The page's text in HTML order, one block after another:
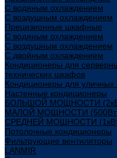
С водяным охлаждением
С воздушным охлаждением
Прецизионные шкафные
С водяным охлаждением
С воздушным охлаждением
С двойным охлаждением
Кондиционеры для
технических шкафов
Кондиционеры для уличных
Настенные кондиционеры
БОЛЬШОЙ МОЩНОСТИ
МАЛОЙ МОЩНОСТИ (500Вт
СРЕДНЕЙ МОЩНОСТИ (1кВт
Потолочные кондиционеры
Фильтрующие вентиляторы
LANMIR